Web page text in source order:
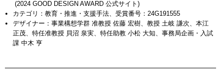
(2024 GOOD DESIGN AWARD 公式サイト)
カテゴリ：教育・推進・支援手法、受賞番号：24G191555
デザイナー：事業構想学群 准教授 佐藤 宏樹、教授 土岐 謙次、本江
正茂、特任准教授 貝沼 泉実、特任助教 小松 大知、事務局企画・入試
課 中木 亨